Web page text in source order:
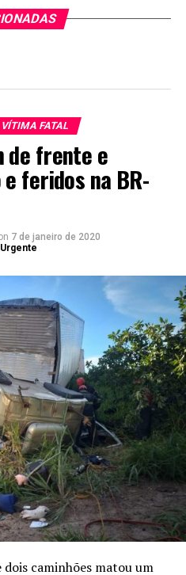
FATAL
de frente e
feridos na BR-
7 de janeiro de 2020
caminhões matou um